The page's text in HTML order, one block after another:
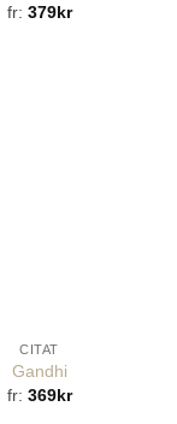
fr: 379kr
CITAT
Gandhi
fr: 369kr